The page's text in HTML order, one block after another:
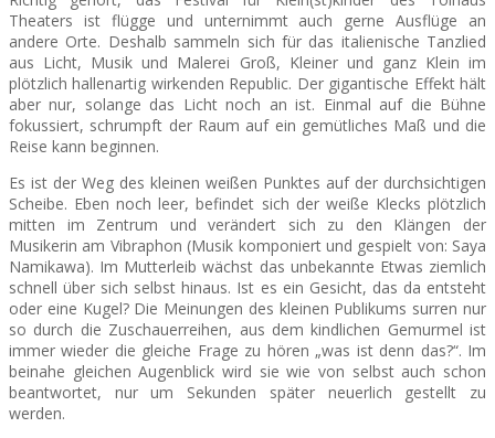
Theaters ist flügge und unternimmt auch gerne Ausflüge an
andere Orte. Deshalb sammeln sich für das italienische Tanzlied
aus Licht, Musik und Malerei Groß, Kleiner und ganz Klein im
plötzlich hallenartig wirkenden Republic. Der gigantische Effekt hält
aber nur, solange das Licht noch an ist. Einmal auf die Bühne
fokussiert, schrumpft der Raum auf ein gemütliches Maß und die
Reise kann beginnen.
Es ist der Weg des kleinen weißen Punktes auf der durchsichtigen
Scheibe. Eben noch leer, befindet sich der weiße Klecks plötzlich
mitten im Zentrum und verändert sich zu den Klängen der
Musikerin am Vibraphon (Musik komponiert und gespielt von: Saya
Namikawa). Im Mutterleib wächst das unbekannte Etwas ziemlich
schnell über sich selbst hinaus. Ist es ein Gesicht, das da entsteht
oder eine Kugel? Die Meinungen des kleinen Publikums surren nur
so durch die Zuschauerreihen, aus dem kindlichen Gemurmel ist
immer wieder die gleiche Frage zu hören „was ist denn das?“. Im
beinahe gleichen Augenblick wird sie wie von selbst auch schon
beantwortet, nur um Sekunden später neuerlich gestellt zu
werden.